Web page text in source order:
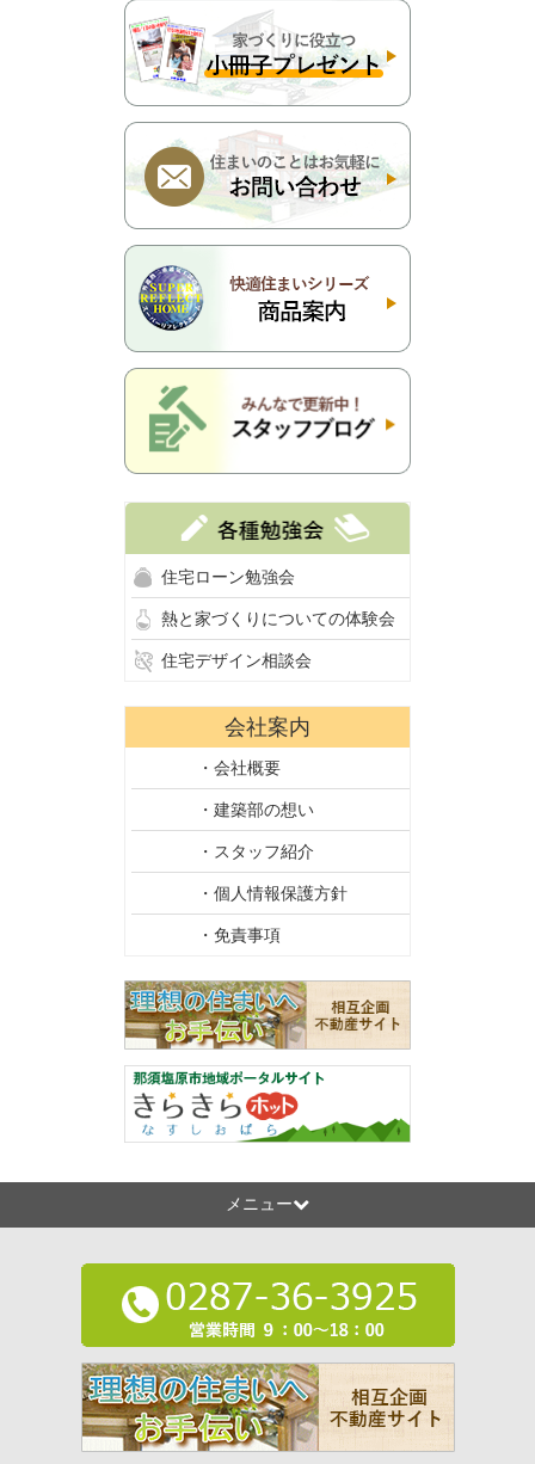
住宅ローン勉強会
熱と家づくりについての体験会
住宅デザイン相談会
会社案内
・会社概要
・建築部の想い
・スタッフ紹介
・個人情報保護方針
・免責事項
メニュー